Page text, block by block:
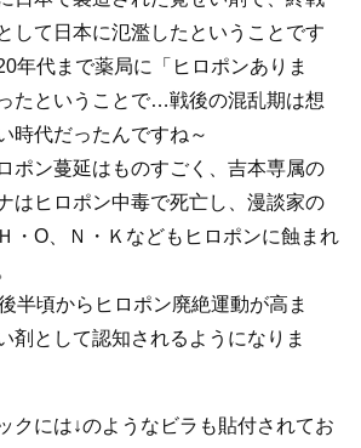
して日本に氾濫したということです
年代まで薬局に「ヒロポンありま
たということで…戦後の混乱期は想
時代だったんですね～
ポン蔓延はものすごく、吉本専属の
はヒロポン中毒で死亡し、漫談家の
・О、Ｎ・Ｋなどもヒロポンに蝕まれ
半頃からヒロポン廃絶運動が高ま
剤として認知されるようになりま
クには↓のようなビラも貼付されてお